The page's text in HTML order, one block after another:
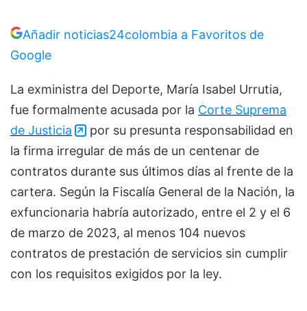
Añadir noticias24colombia a Favoritos de
Google
La exministra del Deporte, María Isabel Urrutia,
fue formalmente acusada por la Corte Suprema
de Justicia
por su presunta responsabilidad en
la firma irregular de más de un centenar de
contratos durante sus últimos días al frente de la
cartera. Según la Fiscalía General de la Nación, la
exfuncionaria habría autorizado, entre el 2 y el 6
de marzo de 2023, al menos 104 nuevos
contratos de prestación de servicios sin cumplir
con los requisitos exigidos por la ley.